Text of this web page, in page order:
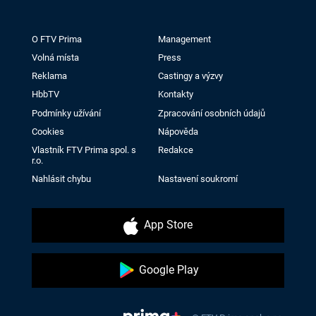
O FTV Prima
Management
Volná místa
Press
Reklama
Castingy a výzvy
HbbTV
Kontakty
Podmínky užívání
Zpracování osobních údajů
Cookies
Nápověda
Vlastník FTV Prima spol. s
r.o.
Redakce
Nahlásit chybu Nastavení soukromí
App Store
Google Play